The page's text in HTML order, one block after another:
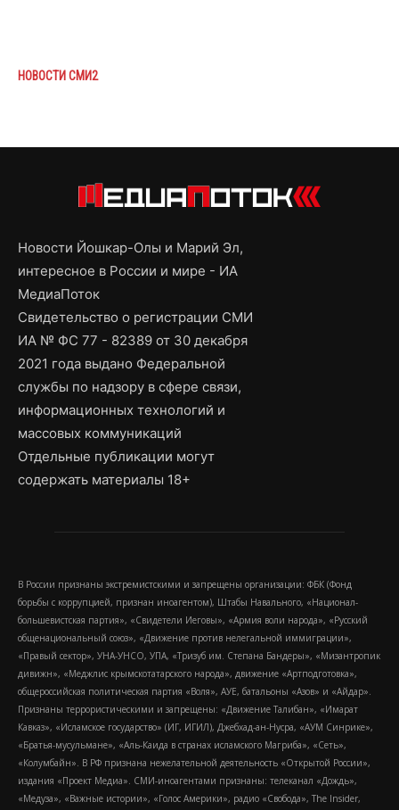
НОВОСТИ СМИ2
Новости Йошкар-Олы и Марий Эл,
интересное в России и мире - ИА
МедиаПоток
Свидетельство о регистрации СМИ
ИА № ФС 77 - 82389 от 30 декабря
2021 года выдано Федеральной
службы по надзору в сфере связи,
информационных технологий и
массовых коммуникаций
Отдельные публикации могут
содержать материалы 18+
В России признаны экстремистскими и запрещены организации: ФБК (Фонд
борьбы с коррупцией, признан иноагентом), Штабы Навального, «Национал-
большевистская партия», «Свидетели Иеговы», «Армия воли народа», «Русский
общенациональный союз», «Движение против нелегальной иммиграции»,
«Правый сектор», УНА-УНСО, УПА, «Тризуб им. Степана Бандеры», «Мизантропик
дивижн», «Меджлис крымскотатарского народа», движение «Артподготовка»,
общероссийская политическая партия «Воля», АУЕ, батальоны «Азов» и «Айдар».
Признаны террористическими и запрещены: «Движение Талибан», «Имарат
Кавказ», «Исламское государство» (ИГ, ИГИЛ), Джебхад-ан-Нусра, «АУМ Синрике»,
«Братья-мусульмане», «Аль-Каида в странах исламского Магриба», «Сеть»,
«Колумбайн». В РФ признана нежелательной деятельность «Открытой России»,
издания «Проект Медиа». СМИ-иноагентами признаны: телеканал «Дождь»,
«Медуза», «Важные истории», «Голос Америки», радио «Свобода», The Insider,